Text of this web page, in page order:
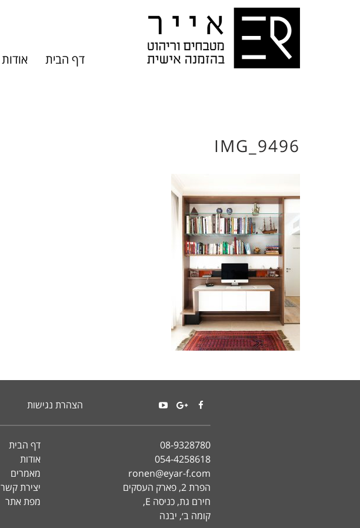
דף הבית אודות
IMG_9496
הצהרת נגישות
08-9328780
054-4258618
ronen@eyar-f.com
הפרת 2, פארק העסקים
חירם גת, כניסה E,
קומה ב׳, יבנה
דף הבית
אודות
מאמרים
יצירת קשר
מפת אתר